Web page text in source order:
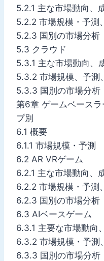
5.2.1 主な市場動向、
5.2.2 市場規模・予測
5.2.3 国別の市場分析
5.3 クラウド
5.3.1 主な市場動向、
5.3.2 市場規模、予測
5.3.3 国別の市場分析
第6章 ゲームベース
プ別
6.1 概要
6.1.1 市場規模・予測
6.2 AR VRゲーム
6.2.1 主な市場動向、
6.2.2 市場規模・予測
6.2.3 国別の市場分析
6.3 AIベースゲーム
6.3.1 主要な市場動向
6.3.2 市場規模・予測
6.3.3 国別の市場分析